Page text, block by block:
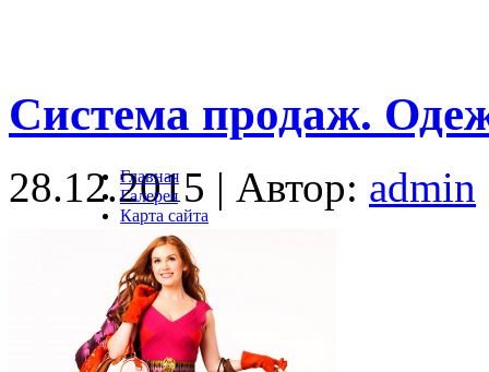
Главная
Галерея
Карта сайта
Система продаж.
28.12.2015 | Автор: admin